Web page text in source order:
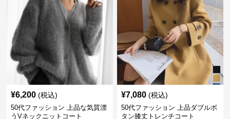
¥6,200 (税込)
50代ファッション 上品な気質漂
うVネックニットコート
¥7,080 (税込)
50代ファッション 上品ダブルボ
タン膝丈トレンチコート